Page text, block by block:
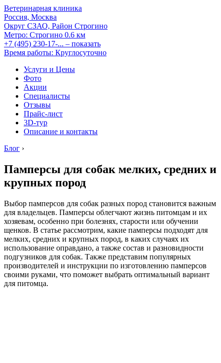
Ветеринарная клиника
Россия, Москва
Округ СЗАО, Район Строгино
Метро: Строгино 0.6 км
+7 (495) 230-17-... – показать
Время работы: Круглосуточно
Услуги и Цены
Фото
Акции
Специалисты
Отзывы
Прайс-лист
3D-тур
Описание и контакты
Блог ›
Памперсы для собак мелких, средних и
крупных пород
Выбор памперсов для собак разных пород становится важным
для владельцев. Памперсы облегчают жизнь питомцам и их
хозяевам, особенно при болезнях, старости или обучении
щенков. В статье рассмотрим, какие памперсы подходят для
мелких, средних и крупных пород, в каких случаях их
использование оправдано, а также состав и разновидности
подгузников для собак. Также представим популярных
производителей и инструкции по изготовлению памперсов
своими руками, что поможет выбрать оптимальный вариант
для питомца.